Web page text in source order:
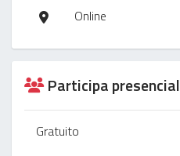
Online
Participa presencial
Gratuito